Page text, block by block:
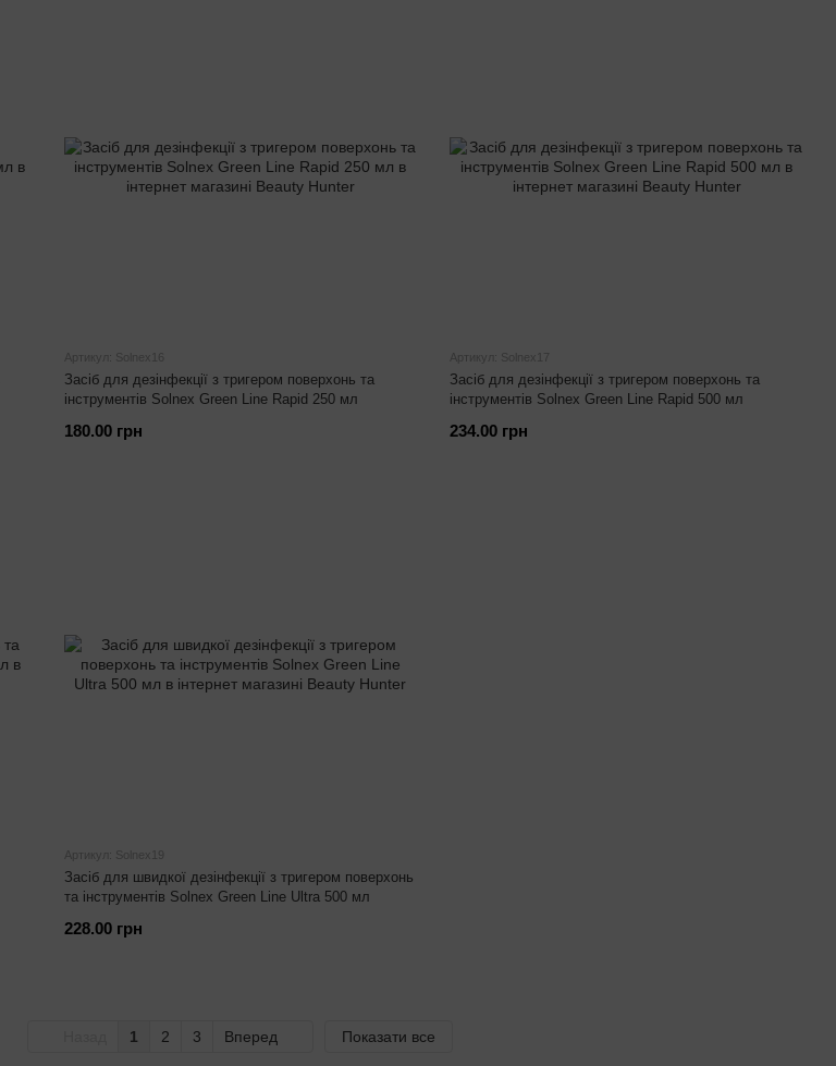
Артикул: Solnex16
Засіб для дезінфекції з тригером поверхонь та
інструментів Solnex Green Line Rapid 250 мл
180.00 грн
Артикул: Solnex17
Засіб для дезінфекції з тригером поверхонь та
інструментів Solnex Green Line Rapid 500 мл
234.00 грн
Артикул: Solnex19
Засіб для швидкої дезінфекції з тригером поверхонь
та інструментів Solnex Green Line Ultra 500 мл
228.00 грн
1 2 3 Вперед Показати все